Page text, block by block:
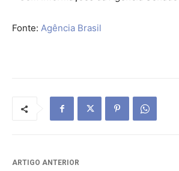
Fonte: Agência Brasil
ARTIGO ANTERIOR